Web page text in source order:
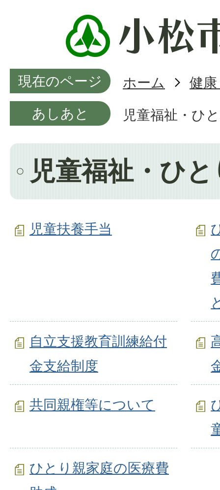
現在のページ ホーム
健
あしあと
児童福祉・ひ
児童福祉・ひ
児童扶養手当
自立支援教育訓練給付
金支給制度
共同親権等について
ひとり親家庭の医療費